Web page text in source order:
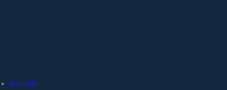
Actualité